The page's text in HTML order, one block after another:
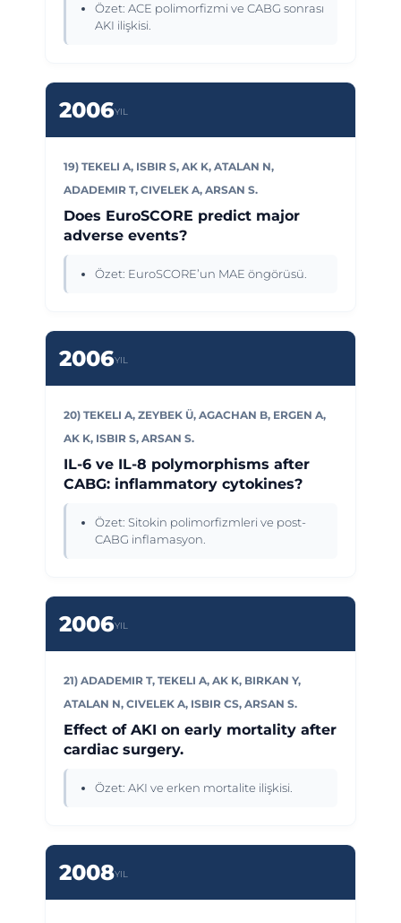
Özet: ACE polimorfizmi ve CABG sonrası
AKI ilişkisi.
2006YIL
19) TEKELI A, ISBIR S, AK K, ATALAN N,
ADADEMIR T, CIVELEK A, ARSAN S.
Does EuroSCORE predict major
adverse events?
Özet: EuroSCORE’un MAE öngörüsü.
2006YIL
20) TEKELI A, ZEYBEK Ü, AGACHAN B, ERGEN A,
AK K, ISBIR S, ARSAN S.
IL-6 ve IL-8 polymorphisms after
CABG: inflammatory cytokines?
Özet: Sitokin polimorfizmleri ve post-
CABG inflamasyon.
2006YIL
21) ADADEMIR T, TEKELI A, AK K, BIRKAN Y,
ATALAN N, CIVELEK A, ISBIR CS, ARSAN S.
Effect of AKI on early mortality after
cardiac surgery.
Özet: AKI ve erken mortalite ilişkisi.
2008YIL